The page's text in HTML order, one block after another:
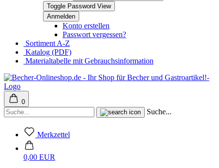
Toggle Password View
Konto erstellen
Passwort vergessen?
Sortiment A-Z
Katalog (PDF)
Materialtabelle mit Gebrauchsinformation
0
Suche...
Merkzettel
0,00 EUR